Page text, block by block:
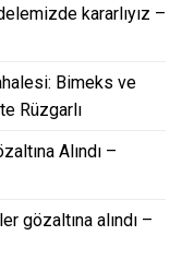
kararlıyız –
Bimeks ve
Rüzgarlı
Alındı –
gözaltına alındı –